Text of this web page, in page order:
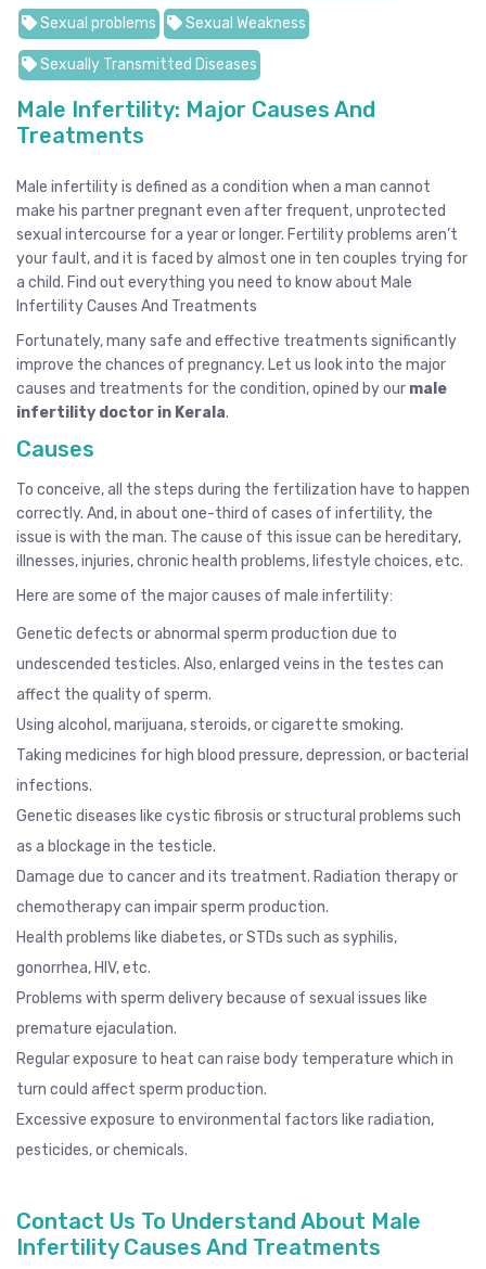
Sexual problems Sexual Weakness
Sexually Transmitted Diseases
Male Infertility: Major Causes And
Treatments
Male infertility is defined as a condition when a man cannot
make his partner pregnant even after frequent, unprotected
sexual intercourse for a year or longer. Fertility problems aren’t
your fault, and it is faced by almost one in ten couples trying for
a child. Find out everything you need to know about Male
Infertility Causes And Treatments
Fortunately, many safe and effective treatments significantly
improve the chances of pregnancy. Let us look into the major
causes and treatments for the condition, opined by our male
infertility doctor in Kerala.
Causes
To conceive, all the steps during the fertilization have to happen
correctly. And, in about one-third of cases of infertility, the
issue is with the man. The cause of this issue can be hereditary,
illnesses, injuries, chronic health problems, lifestyle choices, etc.
Here are some of the major causes of male infertility:
Genetic defects or abnormal sperm production due to
undescended testicles. Also, enlarged veins in the testes can
affect the quality of sperm.
Using alcohol, marijuana, steroids, or cigarette smoking.
Taking medicines for high blood pressure, depression, or bacterial
infections.
Genetic diseases like cystic fibrosis or structural problems such
as a blockage in the testicle.
Damage due to cancer and its treatment. Radiation therapy or
chemotherapy can impair sperm production.
Health problems like diabetes, or STDs such as syphilis,
gonorrhea, HIV, etc.
Problems with sperm delivery because of sexual issues like
premature ejaculation.
Regular exposure to heat can raise body temperature which in
turn could affect sperm production.
Excessive exposure to environmental factors like radiation,
pesticides, or chemicals.
Contact Us To Understand About Male
Infertility Causes And Treatments